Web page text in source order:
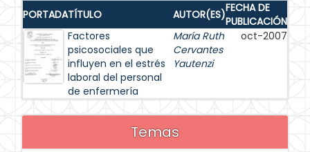
PORTADATÍTULO AUTOR(ES)FECHA DE
PUBLICACIÓN
Factores
psicosociales que
influyen en el estrés
laboral del personal
de enfermería
María Ruth
Cervantes
Yautenzi
oct-2007
Temas